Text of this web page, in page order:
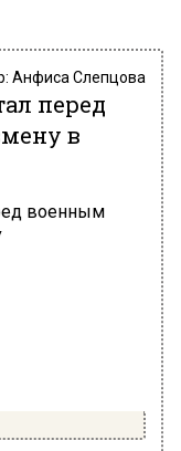
Анфиса Слепцова
перед
в